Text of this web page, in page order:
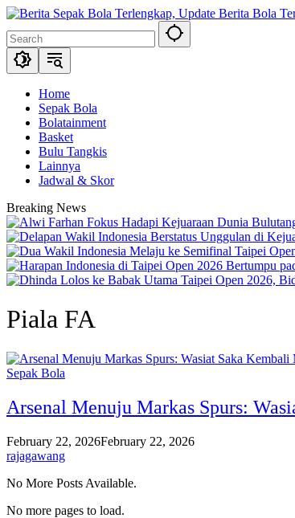
Skip
content
Home
Sepak Bola
Bolatainment
Basket
Bulu Tangkis
Lainnya
Jadwal & Skor
Breaking News
Piala FA
Sepak Bola
Arsenal Menuju Markas Spurs:
February 22, 2026February 22, 2026
rajagawang
No More Posts Available.
No more pages to load.